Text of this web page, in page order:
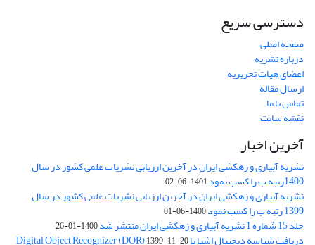
دسترسی سریع
صفحه اصلی
درباره نشریه
اعضای هیات تحریریه
ارسال مقاله
تماس با ما
نقشه سایت
آخرین اخبار
نشریه آبیاری و زهکشی ایران در آخرین ارزیابی نشریات علمی کشور در سال
1400رتبه ب را کسب نمود 1401-06-02
نشریه آبیاری و زهکشی ایران در آخرین ارزیابی نشریات علمی کشور در سال
1399 رتبه ب را کسب نمود 1400-06-01
جلد 15 شماره 1 نشریه آبیاری و زهکشی ایران منتشر شد 1400-01-26
دریافت شناسه دیجیتال اشیا یا Digital Object Recognizer (DOR)1399-11-20